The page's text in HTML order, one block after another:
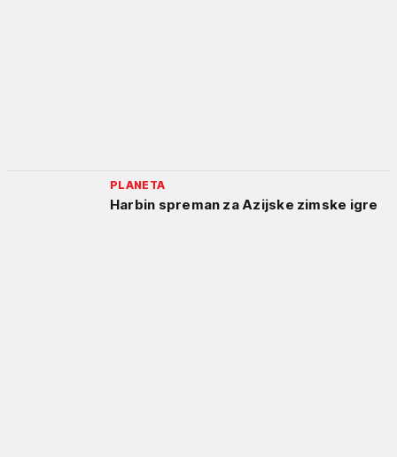
PLANETA
Harbin spreman za Azijske zimske igre